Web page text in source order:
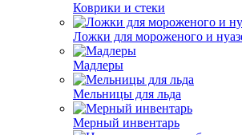
Коврики и стеки
Ложки для мороженого и
Мадлеры
Мельницы для льда
Мерный инвентарь